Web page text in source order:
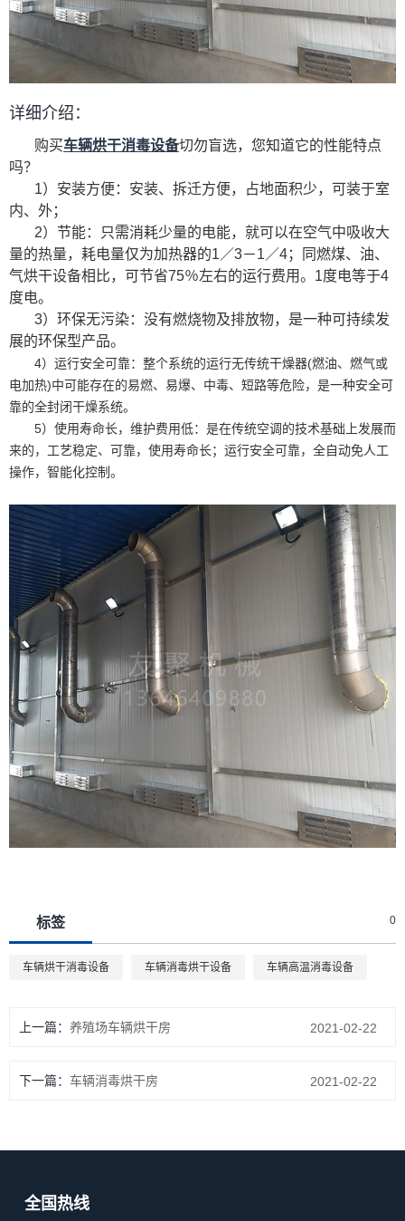
详细介绍：
购买车辆烘干消毒设备切勿盲选，您知道它的性能特点
吗？
1）安装方便：安装、拆迁方便，占地面积少，可装于室
内、外；
2）节能：只需消耗少量的电能，就可以在空气中吸收大
量的热量，耗电量仅为加热器的1／3－1／4；同燃煤、油、
气烘干设备相比，可节省75％左右的运行费用。1度电等于4
度电。
3）环保无污染：没有燃烧物及排放物，是一种可持续发
展的环保型产品。
4）运行安全可靠：整个系统的运行无传统干燥器(燃油、燃气或
电加热)中可能存在的易燃、易爆、中毒、短路等危险，是一种安全可
靠的全封闭干燥系统。
5）使用寿命长，维护费用低：是在传统空调的技术基础上发展而
来的，工艺稳定、可靠，使用寿命长；运行安全可靠，全自动免人工
操作，智能化控制。
标签 0
车辆烘干消毒设备 车辆消毒烘干设备 车辆高温消毒设备
上一篇： 养殖场车辆烘干房 2021-02-22
下一篇： 车辆消毒烘干房 2021-02-22
全国热线